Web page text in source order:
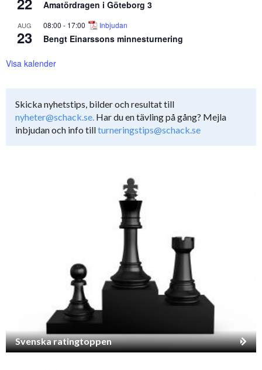
Amatördragen i Göteborg 3
AUG
23
08:00 - 17:00 Inbjudan
Bengt Einarssons minnesturnering
Visa kalender
Skicka nyhetstips, bilder och resultat till
nyheter@schack.se. Har du en tävling på gång? Mejla
inbjudan och info tillturneringstips@schack.se
Svenska ratingtoppen